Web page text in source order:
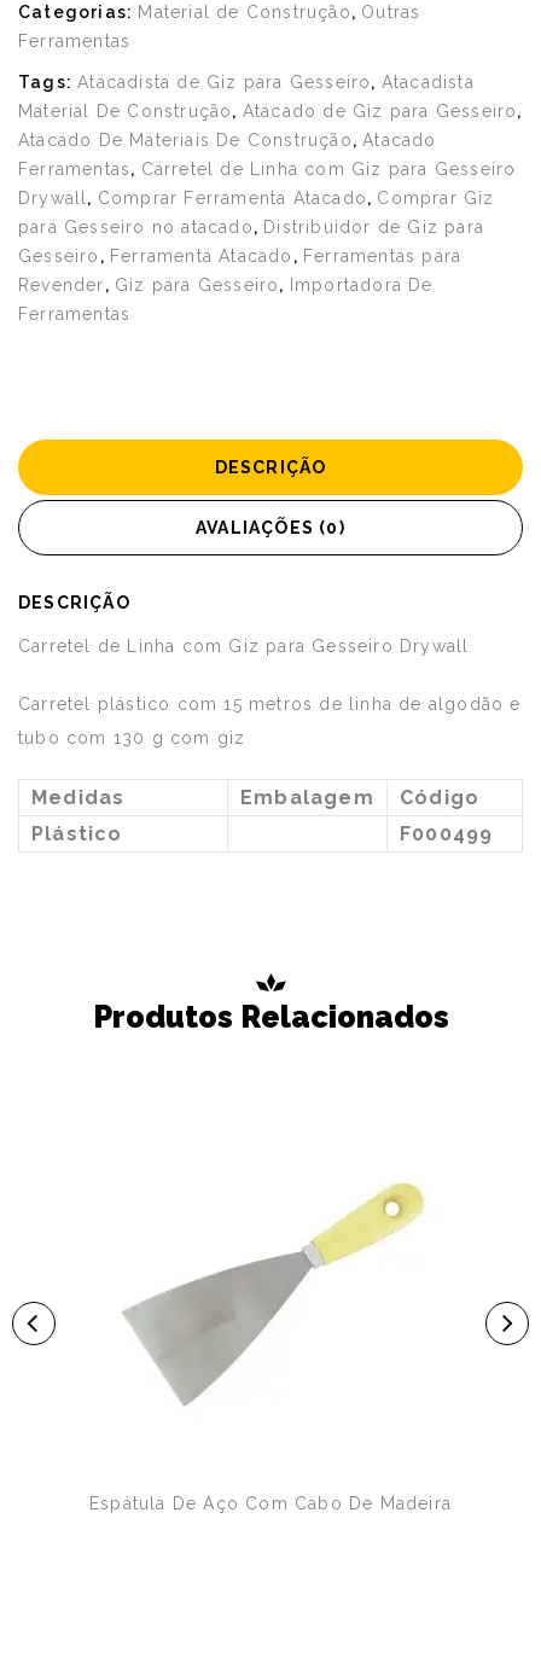
Categorias: Material de Construção, Outras
Ferramentas
Tags:Atacadista de Giz para Gesseiro, Atacadista
Material De Construção, Atacado de Giz para Gesseiro,
Atacado De Materiais De Construção,Atacado
Ferramentas, Carretel de Linha com Giz para Gesseiro
Drywall , Comprar Ferramenta Atacado, Comprar Giz
para Gesseiro no atacado, Distribuidor de Giz para
Gesseiro , Ferramenta Atacado , Ferramentas para
Revender, Giz para Gesseiro, Importadora De
Ferramentas
DESCRIÇÃO
AVALIAÇÕES (0)
DESCRIÇÃO
Carretel de Linha com Giz para Gesseiro Drywall
Carretel plástico com 15 metros de linha de algodão e
tubo com 130 g com giz
Medidas Embalagem
Código
Plástico
F000499
Produtos Relacionados
Espátula De Aço Com Cabo De Madeira